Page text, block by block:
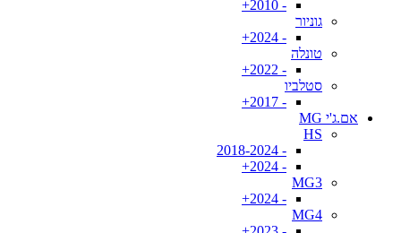
- 2010+
גוניור
- 2024+
טונלה
- 2022+
סטלביו
- 2017+
אם.ג'י MG
HS
- 2018-2024
- 2024+
MG3
- 2024+
MG4